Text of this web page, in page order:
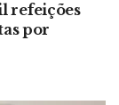
refeições
por